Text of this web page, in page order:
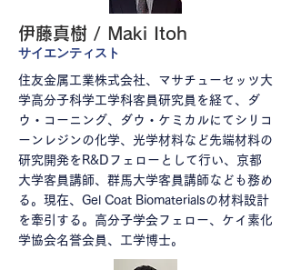
伊藤真樹 / Maki Itoh
​サイエンティスト​
住友金属工業株式会社、マサチューセッツ大
学高分子科学工学科客員研究員を経て、ダ
ウ・コーニング、ダウ・ケミカルにてシリコ
ーンレジンの化学、光学材料など先端材料の
研究開発をR&Dフェローとして行い、京都
大学客員講師、群馬大学客員講師なども務め
る。現在、Gel Coat Biomaterialsの材料設計
を牽引する。高分子学会フェロー、ケイ素化
学協会名誉会員、工学博士。